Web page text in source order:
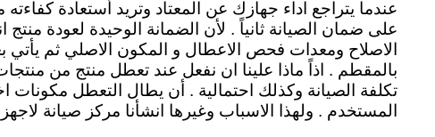
عندما يتراجع اداء جهازك عن المعتاد وتريد أستعادة
على ضمان الصيانة ثانياً . لأن الضمانة الوحيدة لعودة
الاصلاح ومعدات فحص الاعطال و المكون الاصلي ثم يأتي
بالمقطم . اذاً ماذا علينا ان نفعل عند تعطل منتج من
تكلفة الصيانة وكذلك احتمالية . أن يطال التعطل
المستخدم . ولهذا الاسباب وغيرها انشأنا مركز صيانة